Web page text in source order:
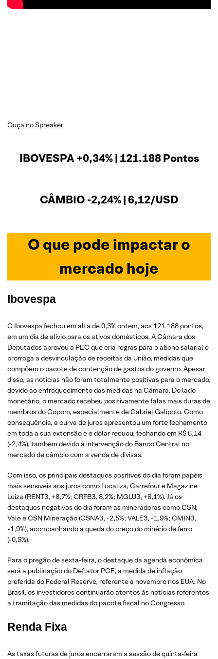
Ouça no Spreaker
IBOVESPA +0,34% | 121.188 Pontos
CÂMBIO -2,24% | 6,12/USD
O que pode impactar o
mercado hoje
Ibovespa
O Ibovespa fechou em alta de 0,3% ontem, aos 121.188 pontos,
em um dia de alívio para os ativos domésticos. A Câmara dos
Deputados aprovou a PEC que cria regras para o abono salarial e
prorroga a desvinculação de receitas da União, medidas que
compõem o pacote de contenção de gastos do governo. Apesar
disso, as notícias não foram totalmente positivas para o mercado,
devido ao enfraquecimento das medidas na Câmara. Do lado
monetário, o mercado recebeu positivamente falas mais duras de
membros do Copom, especialmente de Gabriel Galípolo. Como
consequência, a curva de juros apresentou um forte fechamento
em toda a sua extensão e o dólar recuou, fechando em R$ 6,14
(-2,4%), também devido à intervenção do Banco Central no
mercado de câmbio com a venda de divisas.
Com isso, os principais destaques positivos do dia foram papéis
mais sensíveis aos juros como Localiza, Carrefour e Magazine
Luiza (RENT3, +8,7%; CRFB3, 8,2%; MGLU3, +6,1%). Já os
destaques negativos do dia foram as mineradoras como CSN,
Vale e CSN Mineração (CSNA3, -2,5%; VALE3, -1,9%; CMIN3,
-1,9%), acompanhando a queda do preço do minério de ferro
(-0,5%).
Para o pregão de sexta-feira, o destaque da agenda econômica
será a publicação do Deflator PCE, a medida de inflação
preferida do Federal Reserve, referente a novembro nos EUA. No
Brasil, os investidores continuarão atentos às notícias referentes
a tramitação das medidas do pacote fiscal no Congresso.
Renda Fixa
As taxas futuras de juros encerraram a sessão de quinta-feira